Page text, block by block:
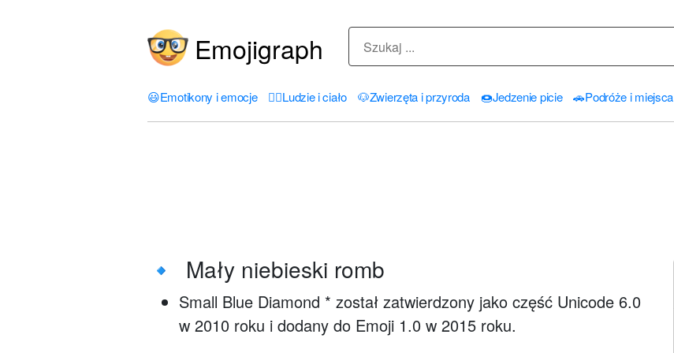
Emojigraph
😃Emotikony i emocje 🤦‍♀️Ludzie i ciało 🐶Zwierzęta i przyroda 🍩Jedzenie picie 🚗Podróże i miejsca
🔹 Mały niebieski romb
Small Blue Diamond * został zatwierdzony jako część Unicode 6.0
w 2010 roku i dodany do Emoji 1.0 w 2015 roku.